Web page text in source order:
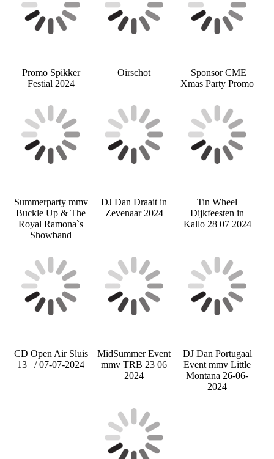
Promo Spikker
Festial 2024
Oirschot
Sponsor CME
Xmas Party Promo
Summerparty mmv
Buckle Up & The
Royal Ramona`s
Showband
DJ Dan Draait in
Zevenaar 2024
Tin Wheel
Dijkfeesten in
Kallo 28 07 2024
CD Open Air Sluis
13 / 07-07-2024
MidSummer Event
mmv TRB 23 06
2024
DJ Dan Portugaal
Event mmv Little
Montana 26-06-
2024